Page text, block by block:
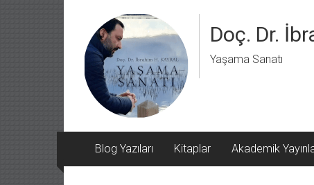
Doç. Dr.
Yaşama Sanatı
Blog Yazıları Kitaplar Akademik